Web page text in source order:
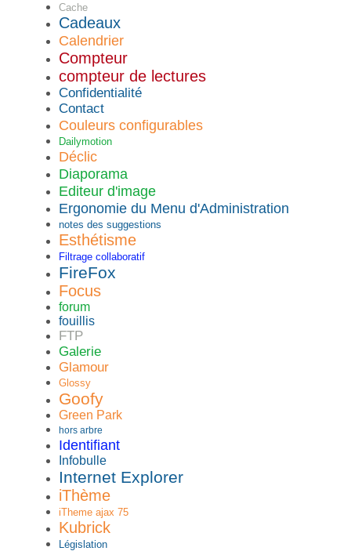
Cache
Cadeaux
Calendrier
Compteur
compteur de lectures
Confidentialité
Contact
Couleurs configurables
Dailymotion
Déclic
Diaporama
Editeur d'image
Ergonomie du Menu d'Administration
notes des suggestions
Esthétisme
Filtrage collaboratif
FireFox
Focus
forum
fouillis
FTP
Galerie
Glamour
Glossy
Goofy
Green Park
hors arbre
Identifiant
Infobulle
Internet Explorer
iThème
iTheme ajax 75
Kubrick
Législation